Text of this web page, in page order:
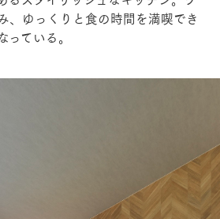
、ゆっくりと食の時間を満喫でき
ている。